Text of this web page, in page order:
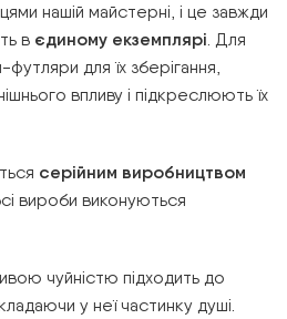
нашій майстерні, і це завжди
в єдиному екземплярі. Для
для їх зберігання,
впливу і підкреслюють їх
серійним виробництвом
вироби виконуються
чуйністю підходить до
у неї частинку душі.